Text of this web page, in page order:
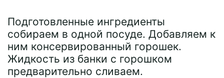
Подготовленные ингредиенты
собираем в одной посуде. Добавляем к
ним консервированный горошек.
Жидкость из банки с горошком
предварительно сливаем.